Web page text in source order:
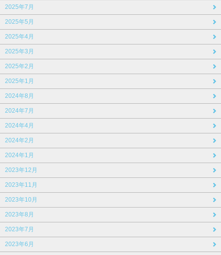
2025年7月
2025年5月
2025年4月
2025年3月
2025年2月
2025年1月
2024年8月
2024年7月
2024年4月
2024年2月
2024年1月
2023年12月
2023年11月
2023年10月
2023年8月
2023年7月
2023年6月